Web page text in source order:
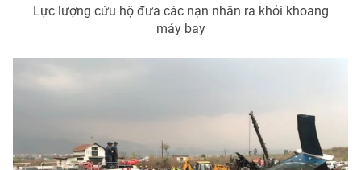
Lực lượng cứu hộ đưa các nạn nhân ra khỏi khoang
máy bay